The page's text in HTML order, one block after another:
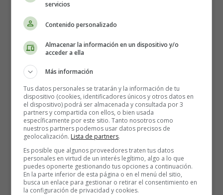
Leer más: The House - Dibujos La Casa
The House - Plan - Dibujos
La Casa Colorear en Inglés
servicios
Contenido personalizado
Almacenar la información en un dispositivo y/o
acceder a ella
Más información
Tus datos personales se tratarán y la información de tu
dispositivo (cookies, identificadores únicos y otros datos en
el dispositivo) podrá ser almacenada y consultada por 3
partners y compartida con ellos, o bien usada
específicamente por este sitio. Tanto nosotros como
nuestros partners podemos usar datos precisos de
geolocalización. Lista de partners.
Es posible que algunos proveedores traten tus datos
personales en virtud de un interés legítimo, algo a lo que
puedes oponerte gestionando tus opciones a continuación.
En la parte inferior de esta página o en el menú del sitio,
busca un enlace para gestionar o retirar el consentimiento en
la configuración de privacidad y cookies.